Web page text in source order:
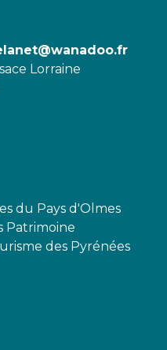
Lorraine
du Pays d'Olmes
Patrimoine
des Pyrénées